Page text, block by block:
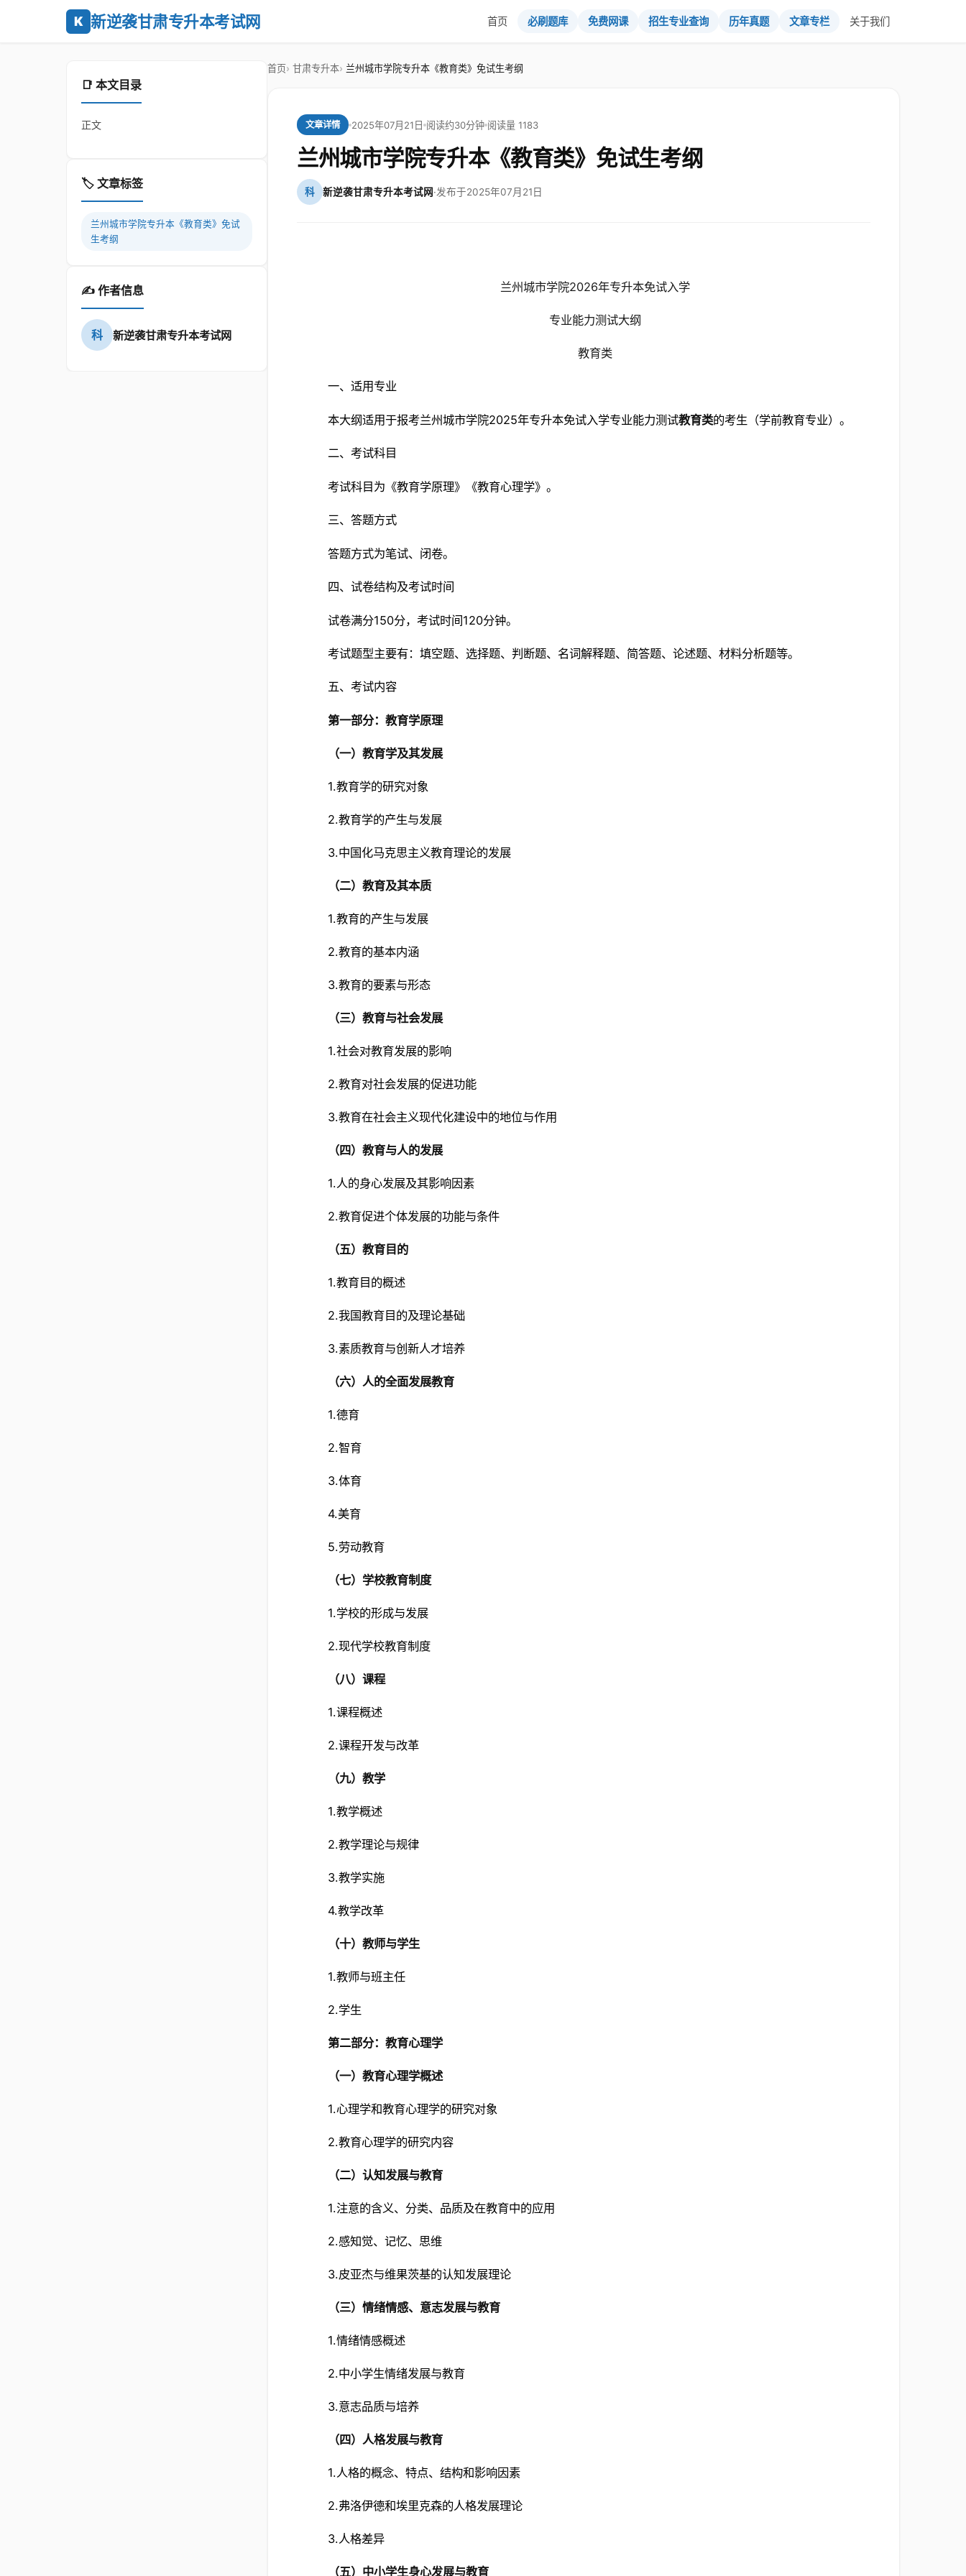
K 新逆袭甘肃专升本考试网 首页 必刷题库 免费网课 招生专业查询 历年真题 文章专栏 关于我们
📑 本文目录
正文
🏷️ 文章标签
兰州城市学院专升本《教育类》免试
生考纲
✍️ 作者信息
科 新逆袭甘肃专升本考试网
首页 甘肃专升本 兰州城市学院专升本《教育类》免试生考纲
文章详情 2025年07月21日 阅读约30分钟 阅读量 1183
兰州城市学院专升本《教育类》免试生考纲
科 新逆袭甘肃专升本考试网·发布于2025年07月21日
兰州城市学院2026年专升本免试入学
专业能力测试大纲
教育类
一、适用专业
本大纲适用于报考兰州城市学院2025年专升本免试入学专业能力测试教育类的考生（学前教育专业）。
二、考试科目
考试科目为《教育学原理》《教育心理学》。
三、答题方式
答题方式为笔试、闭卷。
四、试卷结构及考试时间
试卷满分150分，考试时间120分钟。
考试题型主要有：填空题、选择题、判断题、名词解释题、简答题、论述题、材料分析题等。
五、考试内容
第一部分：教育学原理
（一）教育学及其发展
1.教育学的研究对象
2.教育学的产生与发展
3.中国化马克思主义教育理论的发展
（二）教育及其本质
1.教育的产生与发展
2.教育的基本内涵
3.教育的要素与形态
（三）教育与社会发展
1.社会对教育发展的影响
2.教育对社会发展的促进功能
3.教育在社会主义现代化建设中的地位与作用
（四）教育与人的发展
1.人的身心发展及其影响因素
2.教育促进个体发展的功能与条件
（五）教育目的
1.教育目的概述
2.我国教育目的及理论基础
3.素质教育与创新人才培养
（六）人的全面发展教育
1.德育
2.智育
3.体育
4.美育
5.劳动教育
（七）学校教育制度
1.学校的形成与发展
2.现代学校教育制度
（八）课程
1.课程概述
2.课程开发与改革
（九）教学
1.教学概述
2.教学理论与规律
3.教学实施
4.教学改革
（十）教师与学生
1.教师与班主任
2.学生
第二部分：教育心理学
（一）教育心理学概述
1.心理学和教育心理学的研究对象
2.教育心理学的研究内容
（二）认知发展与教育
1.注意的含义、分类、品质及在教育中的应用
2.感知觉、记忆、思维
3.皮亚杰与维果茨基的认知发展理论
（三）情绪情感、意志发展与教育
1.情绪情感概述
2.中小学生情绪发展与教育
3.意志品质与培养
（四）人格发展与教育
1.人格的概念、特点、结构和影响因素
2.弗洛伊德和埃里克森的人格发展理论
3.人格差异
（五）中小学生身心发展与教育